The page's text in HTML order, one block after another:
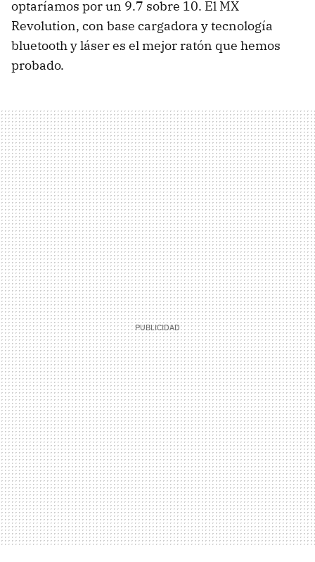
optaríamos por un 9.7 sobre 10. El MX
Revolution, con base cargadora y tecnología
bluetooth y láser es el mejor ratón que hemos
probado.